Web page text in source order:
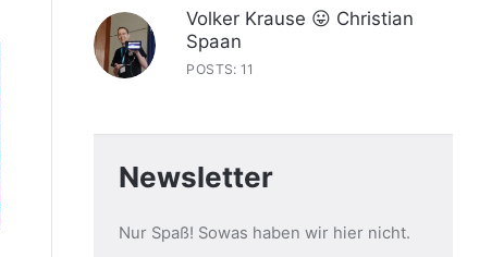
Volker Krause 😛 Christian
Spaan
POSTS: 11
Newsletter
Nur Spaß! Sowas haben wir hier nicht.